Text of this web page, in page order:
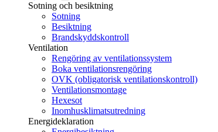
Sotning och besiktning
Sotning
Besiktning
Brandskyddskontroll
Ventilation
Rengöring av ventilationssystem
Boka ventilationsrengöring
OVK (obligatorisk ventilationskontroll)
Ventilationsmontage
Hexesot
Inomhusklimatsutredning
Energideklaration